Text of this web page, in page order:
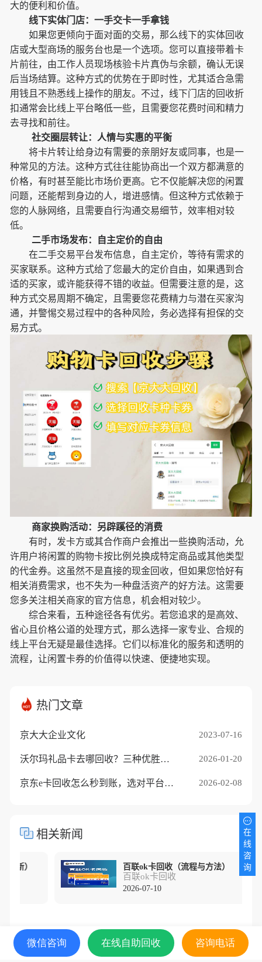
大的便利和价值。
线下实体门店：一手交卡一手拿钱
如果您更倾向于面对面的交易，那么线下的实体回收
店或大型商场的服务台也是一个选项。您可以直接带着卡
片前往，由工作人员现场核验卡片真伪与余额，确认无误
后当场结算。这种方式的优势在于即时性，尤其适合急需
用钱且不熟悉线上操作的朋友。不过，线下门店的回收折
扣通常会比线上平台略低一些，且需要您花费时间和精力
去寻找和前往。
社交圈层转让：人情与实惠的平衡
将卡片转让给身边有需要的亲朋好友或同事，也是一
种常见的方法。这种方式往往能协商出一个双方都满意的
价格，有时甚至能比市场价更高。它不仅能解决您的闲置
问题，还能帮到身边的人，增进感情。但这种方式依赖于
您的人脉网络，且需要自行沟通交易细节，效率相对较
低。
二手市场发布：自主定价的自由
在二手交易平台发布信息，自主定价，等待有需求的
买家联系。这种方式给了您最大的定价自由，如果遇到合
适的买家，或许能获得不错的收益。但需要注意的是，这
种方式交易周期不确定，且需要您花费精力与潜在买家沟
通，并警惕交易过程中的各种风险，务必选择有担保的交
易方式。
商家换购活动：另辟蹊径的消费
有时，发卡方或其合作商户会推出一些换购活动，允
许用户将闲置的购物卡按比例兑换成特定商品或其他类型
的代金券。这虽然不是直接的现金回收，但如果您恰好有
相关消费需求，也不失为一种盘活资产的好方法。这需要
您多关注相关商家的官方信息，机会相对较少。
综合来看，五种途径各有优劣。若您追求的是高效、
省心且价格公道的处理方式，那么选择一家专业、合规的
线上平台无疑是最佳选择。它们以标准化的服务和透明的
流程，让闲置卡券的价值得以快速、便捷地实现。
热门文章
京大大企业文化 2023-07-16
沃尔玛礼品卡去哪回收？三种优胜途径推荐 2026-01-20
京东e卡回收怎么秒到账，选对平台是关键 2026-02-08
相关新闻
新） 百联ok卡回收（流程与方法）
百联ok卡回收
2026-07-10
微信咨询 在线自助回收 咨询电话
在
线
咨
询